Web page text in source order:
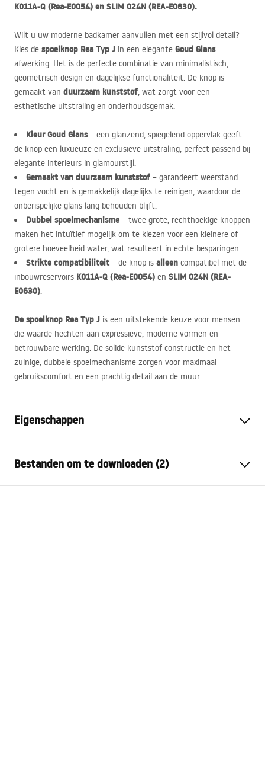
K011A-Q (Rea-E0054) en SLIM 024N (REA-E0630).
Wilt u uw moderne badkamer aanvullen met een stijlvol detail?
Kies de spoelknop Rea Typ J in een elegante Goud Glans
afwerking. Het is de perfecte combinatie van minimalistisch,
geometrisch design en dagelijkse functionaliteit. De knop is
gemaakt van duurzaam kunststof, wat zorgt voor een
esthetische uitstraling en onderhoudsgemak.
Kleur Goud Glans– een glanzend, spiegelend oppervlak geeft
de knop een luxueuze en exclusieve uitstraling, perfect passend bij
elegante interieurs in glamourstijl.
Gemaakt van duurzaam kunststof – garandeert weerstand
tegen vocht en is gemakkelijk dagelijks te reinigen, waardoor de
onberispelijke glans lang behouden blijft.
Dubbel spoelmechanisme – twee grote, rechthoekige knoppen
maken het intuïtief mogelijk om te kiezen voor een kleinere of
grotere hoeveelheid water, wat resulteert in echte besparingen.
Strikte compatibiliteit – de knop is alleen compatibel met de
inbouwreservoirs K011A-Q (Rea-E0054) en SLIM 024N (REA-
E0630).
De spoelknop Rea Typ J is een uitstekende keuze voor mensen
die waarde hechten aan expressieve, moderne vormen en
betrouwbare werking. De solide kunststof constructie en het
zuinige, dubbele spoelmechanisme zorgen voor maximaal
gebruikscomfort en een prachtig detail aan de muur.
Eigenschappen
Materiaal
Kunststof
Hoogte
165mm
Bestanden om te downloaden (2)